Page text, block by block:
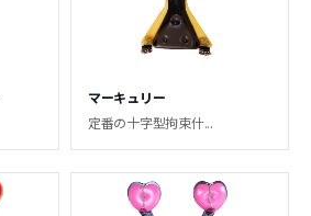
マーキュリー
定番の十字型拘束什...